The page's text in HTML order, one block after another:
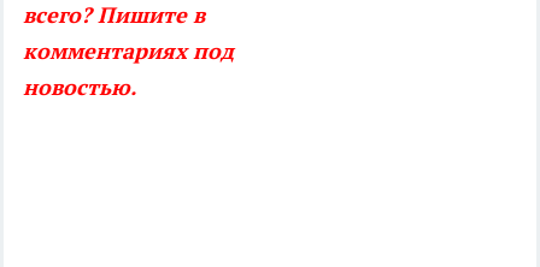
всего? Пишите в
комментариях под
новостью.